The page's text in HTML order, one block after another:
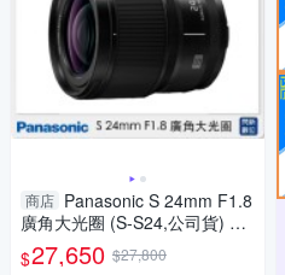
商店 Panasonic S 24mm F1.8
廣角大光圈 (S-S24,公司貨) 全
片幅用
$27,650 $27,800